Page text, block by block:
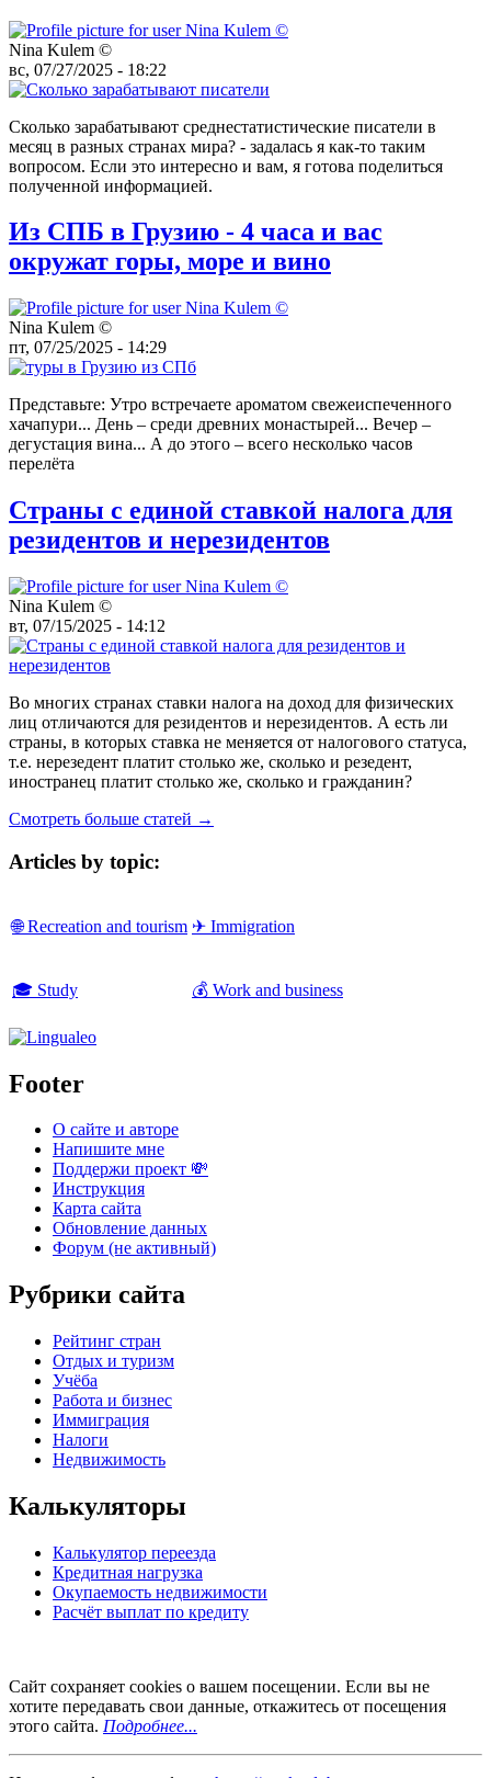
Nina Kulem ©️
вс, 07/27/2025 - 18:22
Сколько зарабатывают среднестатистические писатели в
месяц в разных странах мира? - задалась я как-то таким
вопросом. Если это интересно и вам, я готова поделиться
полученной информацией.
Из СПБ в Грузию - 4 часа и вас
окружат горы, море и вино
Nina Kulem ©️
пт, 07/25/2025 - 14:29
Представьте: Утро встречаете ароматом свежеиспеченного
хачапури... День – среди древних монастырей... Вечер –
дегустация вина... А до этого – всего несколько часов
перелёта
Страны с единой ставкой налога для
резидентов и нерезидентов
Nina Kulem ©️
вт, 07/15/2025 - 14:12
Во многих странах ставки налога на доход для физических
лиц отличаются для резидентов и нерезидентов. А есть ли
страны, в которых ставка не меняется от налогового статуса,
т.е. нерезедент платит столько же, сколько и резедент,
иностранец платит столько же, сколько и гражданин?
Смотреть больше статей →
Articles by topic:
🌐 Recreation and tourism ✈ Immigration
🎓 Study 💰 Work and business
Footer
О сайте и авторе
Напишите мне
Поддержи проект 💸
Инструкция
Карта сайта
Обновление данных
Форум (не активный)
Рубрики сайта
Рейтинг стран
Отдых и туризм
Учёба
Работа и бизнес
Иммиграция
Налоги
Недвижимость
Калькуляторы
Калькулятор переезда
Кредитная нагрузка
Окупаемость недвижимости
Расчёт выплат по кредиту
Сайт сохраняет cookies о вашем посещении. Если вы не
хотите передавать свои данные, откажитесь от посещения
этого сайта. Подробнее...